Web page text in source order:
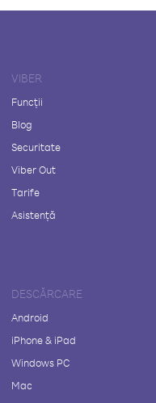
VIBER
Funcții
Blog
Securitate
Viber Out
Tarife
Asistență
DESCĂRCARE
Android
iPhone & iPad
Windows PC
Mac